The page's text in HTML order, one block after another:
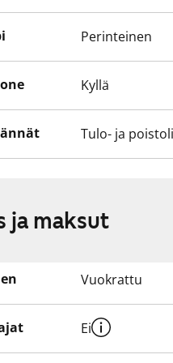
Perinteinen
Kyllä
Tulo- ja
ja maksut
Vuokrattu
Ei